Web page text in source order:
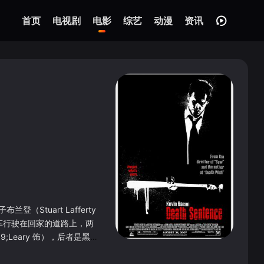
首页 电视剧 电影 综艺 动漫 资讯
布兰登（Stuart Lafferty
驶在回家的道路上，两
饰），后者是黑帮